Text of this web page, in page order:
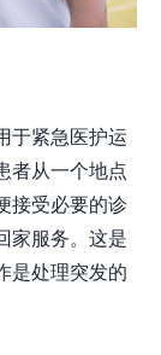
于紧急医护运
者从一个地点
接受必要的诊
家服务。这是
是处理突发的